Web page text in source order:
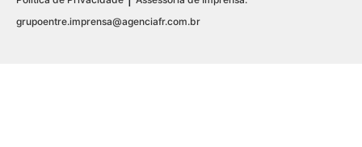
grupoentre.imprensa@agenciafr.com.br